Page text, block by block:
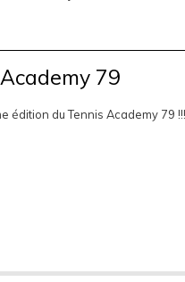
79
édition du Tennis Academy 79